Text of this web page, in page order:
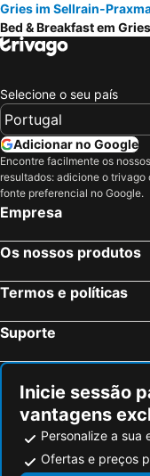
Ladis - Obladis, bed and
Sellrain, bed and
Mittenwald, bed and
Racines, bed and
Ehrwald, bed and
Ohlstadt, bed and
Berwang, bed and
Krün, bed and
Grins, bed and
Vent, bed and
Stanzach, bed and
Gries im Sellrain-
Bed & Breakfast em
Selecione o seu país
Adicionar no Google
Encontre facilmente os nossos
resultados: adicione o trivago
fonte preferencial no Google.
Empresa
Os nossos produtos
Termos e políticas
Suporte
Inicie sessão
vantagens
Personalize a sua
Ofertas e preços